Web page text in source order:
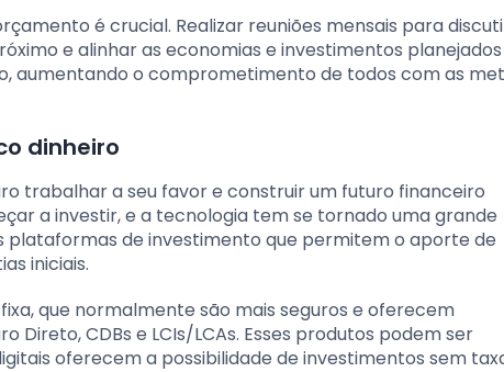
é crucial. Realizar reuniões mensais para
e alinhar as economias e investimentos planejados
aumentando o comprometimento de todos com as
dinheiro
trabalhar a seu favor e construir um futuro financeiro
a investir, e a tecnologia tem se tornado uma grande
plataformas de investimento que permitem o aporte de
iniciais.
que normalmente são mais seguros e oferecem
Direto, CDBs e LCIs/LCAs. Esses produtos podem ser
oferecem a possibilidade de investimentos sem